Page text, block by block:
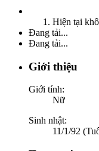
Hiện tại
Đang tải...
Đang tải...
Giới thiệu
Giới tính:
Nữ
Sinh nhật:
11/1/92